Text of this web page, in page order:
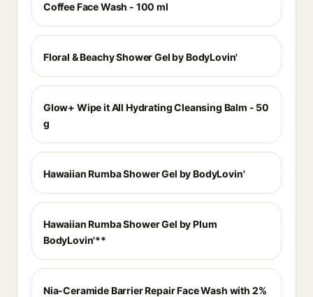
Coffee Face Wash - 100 ml
Floral & Beachy Shower Gel by BodyLovin'
Glow+ Wipe it All Hydrating Cleansing Balm - 50
g
Hawaiian Rumba Shower Gel by BodyLovin'
Hawaiian Rumba Shower Gel by Plum
BodyLovin'**
Nia-Ceramide Barrier Repair Face Wash with 2%